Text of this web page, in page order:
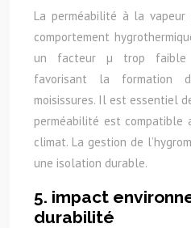
La perméabilité à la vapeur
comportement
un facteur µ trop faible
favorisant la formation
moisissures. Il est essentiel
perméabilité est
climat. La gestion de
une isolation durable.
5. impact
durabilité